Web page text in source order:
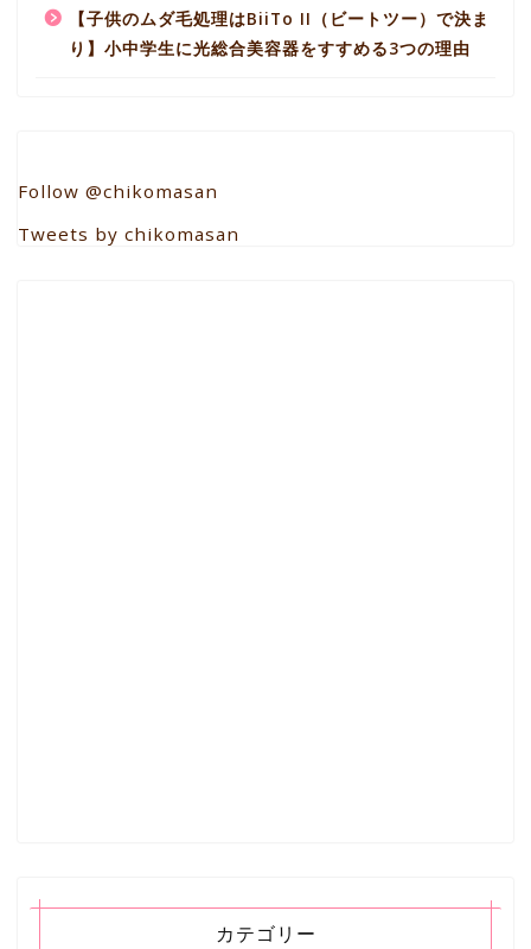
【子供のムダ毛処理はBiiTo II（ビートツー）で決ま
り】小中学生に光総合美容器をすすめる3つの理由
Follow @chikomasan
Tweets by chikomasan
カテゴリー